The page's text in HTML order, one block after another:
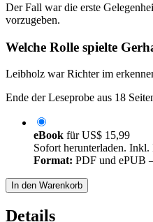
Der Fall war die erste
vorzugeben.
Welche Rolle spielte
Leibholz war Richter im
Ende der Leseprobe aus 18
eBook fürUS$ 15,99
Sofort herunterladen.
Format: PDF und ePUB
In den Warenkorb
Details